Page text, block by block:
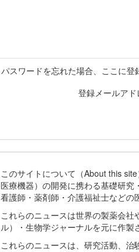
パスワードを忘れた場合、ここに登
登録メールアド
このサイトについて（About this
医療機器）の開発に携わる基礎研
看護師・薬剤師・介護福祉士などの
これらのニュースは世界の製薬会
ル）・生物学ジャーナルを元に作製
これらのニュースは、研究活動、治